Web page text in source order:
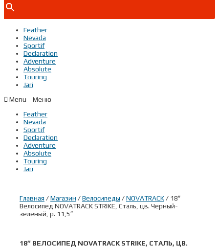
Feather
Nevada
Sportif
Declaration
Adventure
Absolute
Touring
Jari
Menu
Feather
Nevada
Sportif
Declaration
Adventure
Absolute
Touring
Jari
Главная /Магазин /Велосипеды /NOVATRACK/ 18″
Велосипед NOVATRACK STRIKE, Cталь, цв. Черный-
зеленый, р. 11,5″
18″ ВЕЛОСИПЕД NOVATRACK STRIKE, CТАЛЬ, ЦВ.